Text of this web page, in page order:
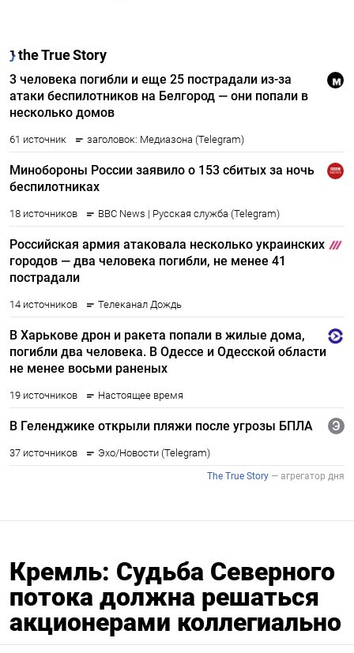
Кремль: Судьба Северного
потока должна решаться
акционерами коллегиально